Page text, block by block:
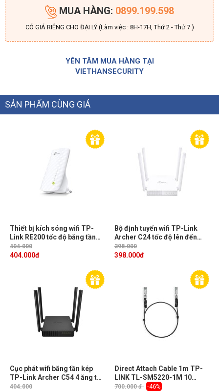
MUA HÀNG: 0899.199.598
CÓ GIÁ RIÊNG CHO ĐẠI LÝ (Làm việc : 8H-17H, Thứ 2 - Thứ 7 )
YÊN TÂM MUA HÀNG TẠI
VIETHANSECURITY
SẢN PHẨM CÙNG GIÁ
Thiết bị kích sóng wifi TP-
Link RE200 tốc độ băng tần
kép 750 Mbps, 300Mbps trên
2.4GHz, 433Mbps trên băng
404.000
404.000đ
Bộ định tuyến wifi TP-Link
Archer C24 tốc độ lên đến
300 Mbps 2.4 GHz và 433
Mbps at 5 GHz
398.000
398.000đ
Cục phát wifi băng tần kép
TP-Link Archer C54 4 ăng ten
và công nghệ Beamforming
404.000
Direct Attach Cable 1m TP-
LINK TL-SM5220-1M 10
Gigabit Ethernet
700.000 đ -46%